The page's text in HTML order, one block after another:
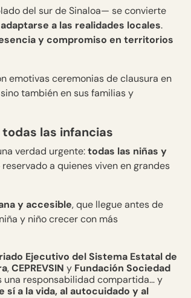
del sur de Sinaloa— se convierte
a las realidades locales.
y compromiso en territorios
emotivas ceremonias de clausura en
también en sus familias y
las infancias
verdad urgente:todas las niñas y
a quienes viven en grandes
y accesible, que llegue antes de
y niño crecer con más
Ejecutivo del Sistema Estatal de
,CEPREVSIN y Fundación Sociedad
una responsabilidad compartida… y
a la vida, al autocuidado y al